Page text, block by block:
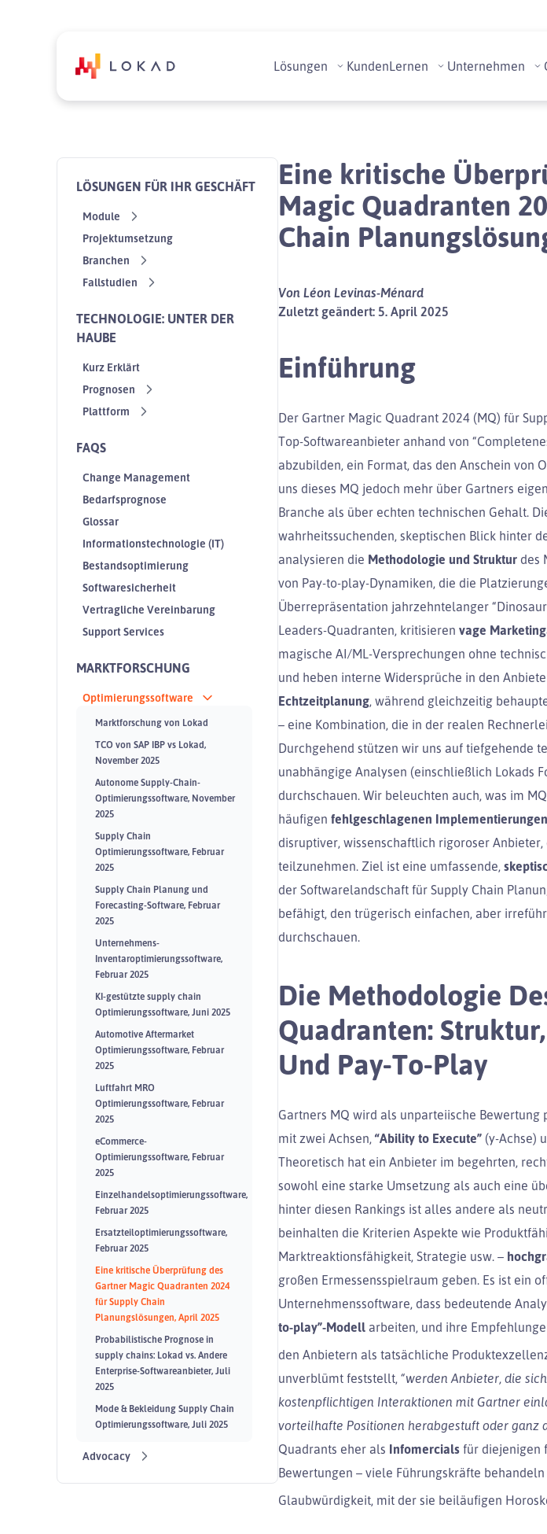
Lösungen KundenLernen Unternehmen
LÖSUNGEN FÜR IHR GESCHÄFT
Module
Projektumsetzung
Branchen
Fallstudien
TECHNOLOGIE: UNTER DER
HAUBE
Kurz Erklärt
Prognosen
Plattform
FAQS
Change Management
Bedarfsprognose
Glossar
Informationstechnologie (IT)
Bestandsoptimierung
Softwaresicherheit
Vertragliche Vereinbarung
Support Services
MARKTFORSCHUNG
Optimierungssoftware
Marktforschung von Lokad
TCO von SAP IBP vs Lokad,
November 2025
Autonome Supply-Chain-
Optimierungssoftware, November
2025
Supply Chain
Optimierungssoftware, Februar
2025
Supply Chain Planung und
Forecasting-Software, Februar
2025
Unternehmens-
Inventaroptimierungssoftware,
Februar 2025
KI-gestützte supply chain
Optimierungssoftware, Juni 2025
Automotive Aftermarket
Optimierungssoftware, Februar
2025
Luftfahrt MRO
Optimierungssoftware, Februar
2025
eCommerce-
Optimierungssoftware, Februar
2025
Einzelhandelsoptimierungssoftware,
Februar 2025
Ersatzteiloptimierungssoftware,
Februar 2025
Eine kritische Überprüfung des
Gartner Magic Quadranten 2024
für Supply Chain
Planungslösungen, April 2025
Probabilistische Prognose in
supply chains: Lokad vs. Andere
Enterprise-Softwareanbieter, Juli
2025
Mode & Bekleidung Supply Chain
Optimierungssoftware, Juli 2025
Advocacy
Eine kritische
Magic Quadranten
Chain
Von Léon Levinas-Ménard
Zuletzt geändert: 5. April 2025
Einführung
Der Gartner Magic Quadrant 2024 (MQ) für
Top-Softwareanbieter anhand von
abzubilden, ein Format, das den Anschein von
uns dieses MQ jedoch mehr über Gartners
Branche als über echten technischen Gehalt.
wahrheitssuchenden, skeptischen Blick hinter
analysieren die Methodologie und Struktur des
von Pay-to-play-Dynamiken, die die
Überrepräsentation jahrzehntelanger
Leaders-Quadranten, kritisieren vage
magische AI/ML-Versprechungen ohne
und heben interne Widersprüche in den
Echtzeitplanung, während gleichzeitig
– eine Kombination, die in der realen
Durchgehend stützen wir uns auf tiefgehende
unabhängige Analysen (einschließlich Lokads
durchschauen. Wir beleuchten auch, was im
häufigen fehlgeschlagenen Implementierungen
disruptiver, wissenschaftlich rigoroser
teilzunehmen. Ziel ist eine umfassende,
der Softwarelandschaft für Supply Chain
befähigt, den trügerisch einfachen, aber
durchschauen.
Die Methodologie
Quadranten:
Und Pay-To-Play
Gartners MQ wird als unparteiische
mit zwei Achsen, “Ability to Execute” (y-Achse)
Theoretisch hat ein Anbieter im begehrten,
sowohl eine starke Umsetzung als auch eine
hinter diesen Rankings ist alles andere als
beinhalten die Kriterien Aspekte wie
Marktreaktionsfähigkeit, Strategie usw. –
großen Ermessensspielraum geben. Es ist ein
Unternehmenssoftware, dass bedeutende
to-play”-Modell arbeiten, und ihre
den Anbietern als tatsächliche
unverblümt feststellt, “werden Anbieter, die
kostenpflichtigen Interaktionen mit Gartner
vorteilhafte Positionen herabgestuft oder ganz
Quadrants eher als Infomercials für diejenigen
Bewertungen – viele Führungskräfte
Glaubwürdigkeit, mit der sie beiläufigen